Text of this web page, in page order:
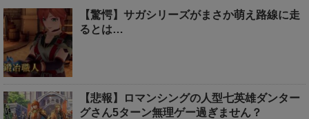
【驚愕】サガシリーズがまさか萌え路線に走
るとは…
【悲報】ロマンシングの人型七英雄ダンター
グさん5ターン無理ゲー過ぎません？